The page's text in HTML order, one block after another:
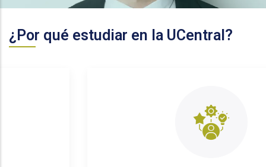
¿Por qué estudiar en la UCentral?